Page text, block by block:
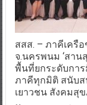
สสส. – ภาคีเครื
จ.นครพนม ‘สาน
พื้นที่ยกระดับกา
ภาคีทุกมิติ สนับส
เยาวชน สังคมสุ